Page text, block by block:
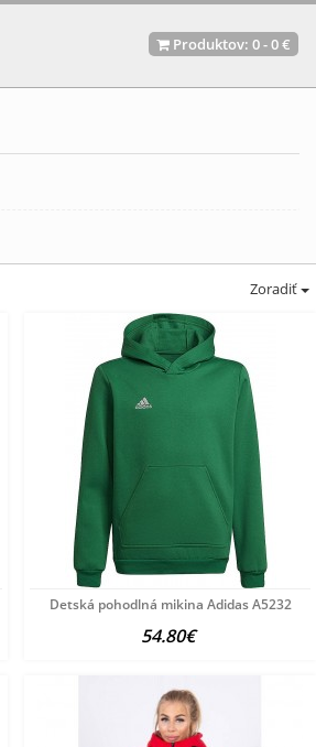
Produktov: 0-0 €
Zoradiť
Detská pohodlná mikina Adidas A5232
54.80€